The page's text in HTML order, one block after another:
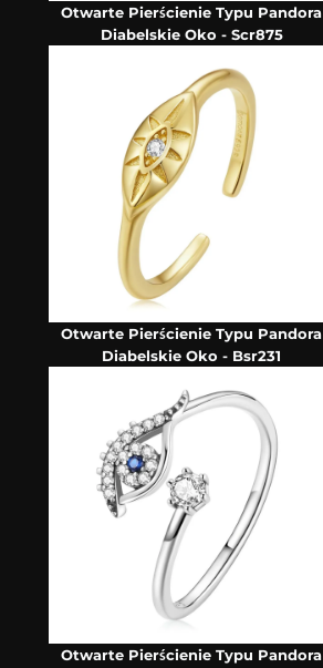
Otwarte Pierścienie Typu Pandora
Diabelskie Oko - Scr875
Otwarte Pierścienie Typu Pandora
Diabelskie Oko - Bsr231
Otwarte Pierścienie Typu Pandora